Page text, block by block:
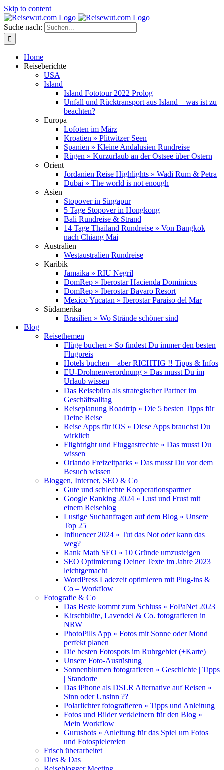
Skip to content
Suche nach:
Home
Reiseberichte
USA
Island
Island Fototour 2022 Prolog
Unfall und Rücktransport aus Island – was ist zu
beachten?
Europa
Lofoten im März
Kroatien » Plitwitzer Seen
Spanien » Kleine Andalusien Rundreise
Rügen » Kurzurlaub an der Ostsee über Ostern
Orient
Jordanien Reise Highlights » Wadi Rum & Petra
Dubai » The world is not enough
Asien
Stopover in Singapur
5 Tage Stopover in Hongkong
Bali Rundreise & Strand
14 Tage Thailand Rundreise » Von Bangkok
nach Chiang Mai
Australien
Westaustralien Rundreise
Karibik
Jamaika » RIU Negril
DomRep » Iberostar Hacienda Dominicus
DomRep » Iberostar Bavaro Resort
Mexico Yucatan » Iberostar Paraiso del Mar
Südamerika
Brasilien » Wo Strände schöner sind
Blog
Reisethemen
Flüge buchen » So findest Du immer den besten
Flugpreis
Hotels buchen – aber RICHTIG !! Tipps & Infos
EU-Drohnenverordnung » Das musst Du im
Urlaub wissen
Das Reisebüro als strategischer Partner im
Geschäftsalltag
Reiseplanung Roadtrip » Die 5 besten Tipps für
Deine Reise
Reise Apps für iOS » Diese Apps brauchst Du
wirklich
Flightright und Fluggastrechte » Das musst Du
wissen
Orlando Freizeitparks » Das musst Du vor dem
Besuch wissen
Bloggen, Internet, SEO & Co
Gute und schlechte Kooperationspartner
Google Ranking 2024 » Lust und Frust mit
einem Reiseblog
Lustige Suchanfragen auf dem Blog » Unsere
Top 25
Influencer 2024 » Tut das Not oder kann das
weg?
Rank Math SEO » 10 Gründe umzusteigen
SEO Optimierung Deiner Texte im Jahre 2023
leichtgemacht
WordPress Ladezeit optimieren mit Plug-ins &
Co – Workflow
Fotografie & Co
Das Beste kommt zum Schluss » FoPaNet 2023
Kirschblüte, Lavendel & Co. fotografieren in
NRW
PhotoPills App » Fotos mit Sonne oder Mond
perfekt planen
Die besten Fotospots im Ruhrgebiet (+Karte)
Unsere Foto-Ausrüstung
Sonnenblumen fotografieren » Geschichte | Tipps
| Standorte
Das iPhone als DSLR Alternative auf Reisen »
Sinn oder Unsinn ??
Polarlichter fotografieren » Tipps und Anleitung
Fotos und Bilder verkleinern für den Blog »
Mein Workflow
Gurushots » Anleitung für das Spiel um Fotos
und Fotospielereien
Frisch überarbeitet
Dies & Das